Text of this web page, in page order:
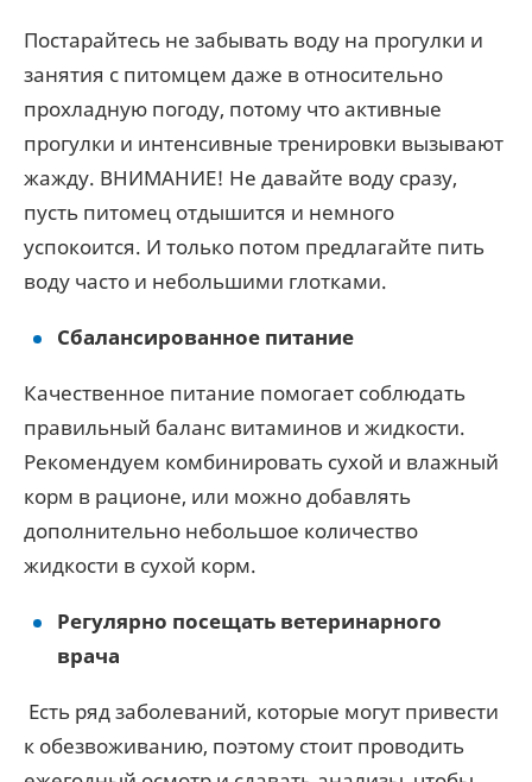
Постарайтесь не забывать воду на прогулки и
занятия с питомцем даже в относительно
прохладную погоду, потому что активные
прогулки и интенсивные тренировки вызывают
жажду. ВНИМАНИЕ! Не давайте воду сразу,
пусть питомец отдышится и немного
успокоится. И только потом предлагайте пить
воду часто и небольшими глотками.
Сбалансированное питание
Качественное питание помогает соблюдать
правильный баланс витаминов и жидкости.
Рекомендуем комбинировать сухой и влажный
корм в рационе, или можно добавлять
дополнительно небольшое количество
жидкости в сухой корм.
Регулярно посещать ветеринарного
врача
Есть ряд заболеваний, которые могут привести
к обезвоживанию, поэтому стоит проводить